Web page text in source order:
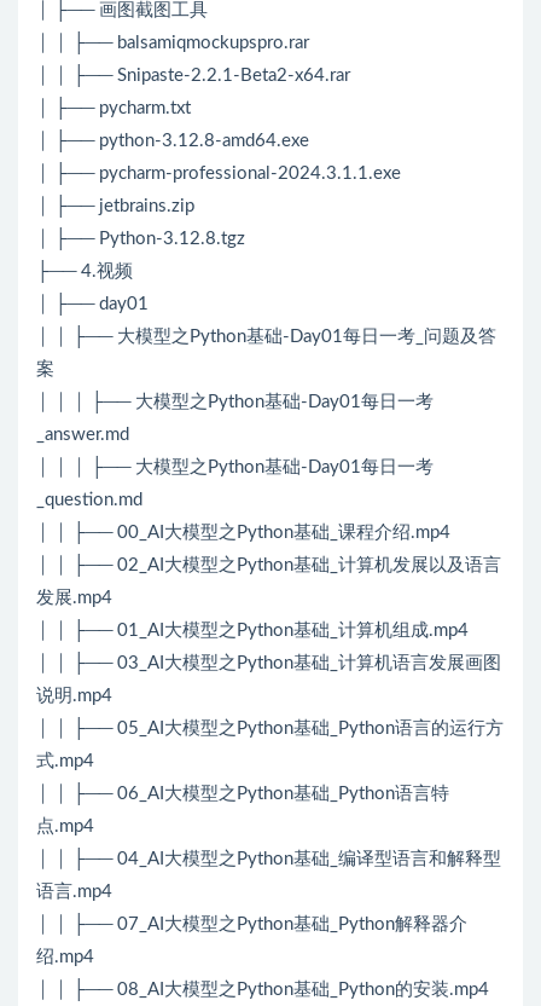
│ ├── 画图截图工具
│ │ ├── balsamiqmockupspro.rar
│ │ ├── Snipaste-2.2.1-Beta2-x64.rar
│ ├── pycharm.txt
│ ├── python-3.12.8-amd64.exe
│ ├── pycharm-professional-2024.3.1.1.exe
│ ├── jetbrains.zip
│ ├── Python-3.12.8.tgz
├── 4.视频
│ ├── day01
│ │ ├── 大模型之Python基础-Day01每日一考_问题及答
案
│ │ │ ├── 大模型之Python基础-Day01每日一考
_answer.md
│ │ │ ├── 大模型之Python基础-Day01每日一考
_question.md
│ │ ├── 00_AI大模型之Python基础_课程介绍.mp4
│ │ ├── 02_AI大模型之Python基础_计算机发展以及语言
发展.mp4
│ │ ├── 01_AI大模型之Python基础_计算机组成.mp4
│ │ ├── 03_AI大模型之Python基础_计算机语言发展画图
说明.mp4
│ │ ├── 05_AI大模型之Python基础_Python语言的运行方
式.mp4
│ │ ├── 06_AI大模型之Python基础_Python语言特
点.mp4
│ │ ├── 04_AI大模型之Python基础_编译型语言和解释型
语言.mp4
│ │ ├── 07_AI大模型之Python基础_Python解释器介
绍.mp4
│ │ ├── 08_AI大模型之Python基础_Python的安装.mp4